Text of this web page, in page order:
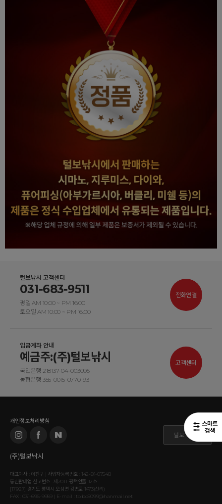
털보낚시 고객센터
031-683-9511
평일 AM 10:00 ~ PM 16:00
토요일 AM 10:00 ~ PM 16:00
전화연결
입금계좌 안내
예금주:(주)털보낚시
국민은행 218137-04-003095
농협은행 355-0015-0770-93
고객센터
개인정보처리방침
털보 도매몰
(주)털보낚시
대표이사 : 이찬구 | 사업자등록번호 : 142-81-07548
통신판매업 신고번호 : 제2011-평택안출-12호
[17927] 경기도 평택시 오성면 강변로 1473(신리)
FAX : 031-696-9959 | E-mail : tolbo5099@hanmail.net